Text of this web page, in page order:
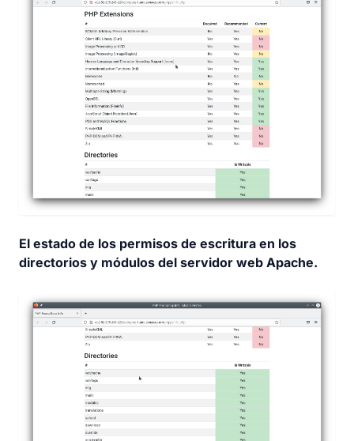
El estado de los permisos de escritura en los
directorios y módulos del servidor web Apache.